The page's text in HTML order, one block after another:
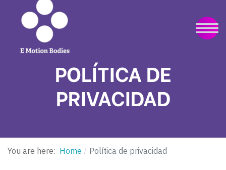
POLÍTICA DE
PRIVACIDAD
You are here: Home Política de privacidad